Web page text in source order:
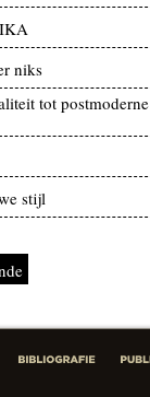
niks
tot postmoderne
stijl